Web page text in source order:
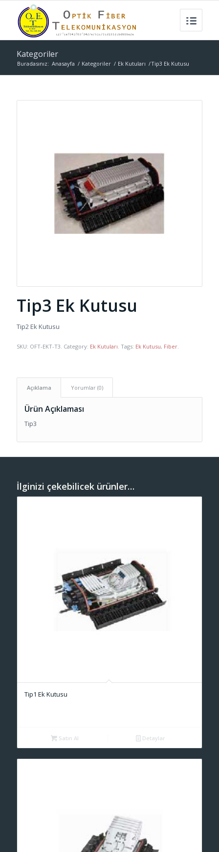
Kategoriler
Buradasınız: Anasayfa / Kategoriler / Ek Kutuları /Tip3 Ek Kutusu
Tip3 Ek Kutusu
Tip2 Ek Kutusu
SKU: OFT-EKT-T3 Category: Ek Kutuları Tags: Ek Kutusu, Fiber.
Açıklama Yorumlar (0)
Ürün Açıklaması
Tip3
İlginizi çekebilicek ürünler…
Tip1 Ek Kutusu
Satın Al Detaylar